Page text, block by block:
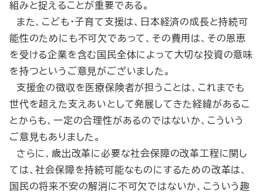
組みと捉えることが重要である。
また、こども・子育て支援は、日本経済の成長と持続可
能性のためにも不可欠であって、その費用は、その恩恵
を受ける企業を含む国民全体によって大切な投資の意味
を持つというご意見がございました。
支援金の徴収を医療保険者が担うことは、これまでも
世代を超えた支えあいとして発展してきた経緯があるこ
とからも、一定の合理性があるのではないか、こういう
ご意見もありました。
さらに、歳出改革に必要な社会保障の改革工程に関し
ては、社会保障を持続可能なものにするための改革は、
国民の将来不安の解消に不可欠ではないか、こういう趣